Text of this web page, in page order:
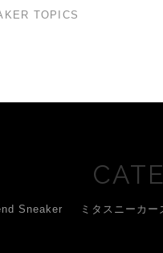
TOPICS
Sneaker ミタスニーカ